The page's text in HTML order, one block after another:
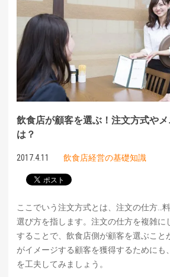
飲食店が顧客を選ぶ！注文方式や
は？
2017.4.11 飲食店経営の基礎知識
ここでいう注文方式とは、注文の仕方…
選び方を指します。注文の仕方を複雑に
することで、飲食店側が顧客を選ぶこと
がイメージする顧客を獲得するためにも
を工夫してみましょう。